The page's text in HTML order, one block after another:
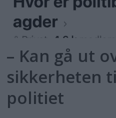
– Kan gå ut
sikkerheten
politiet